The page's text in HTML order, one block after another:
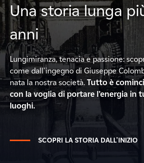
Una storia lunga
anni
Lungimiranza, tenacia e passione:
come dall'ingegno di Giuseppe
nata la nostra società. Tutto è
con la voglia di portare l’energia in
luoghi.
SCOPRI LA STORIA DALL'INIZIO